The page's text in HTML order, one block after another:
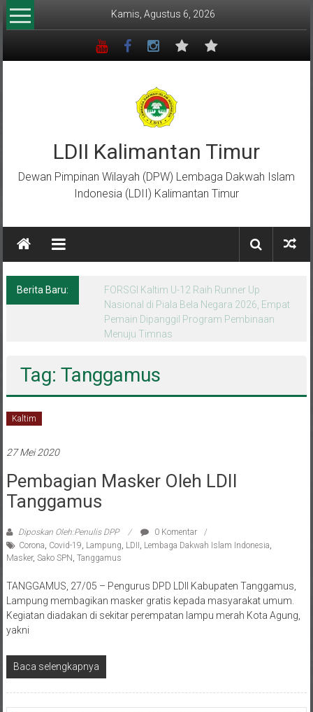
Lompat
ke
Kamis, Agustus 6, 2026
LDII Kalimantan Timur
Dewan Pimpinan Wilayah (DPW) Lembaga Dakwah Islam
Indonesia (LDII) Kalimantan Timur
Berita Baru:
Menempa Generasi Muda Berkarakter Luhur
di Bumi Perkemahan Makroman Indah
melalui CAI ke-47
Tanggamus
Corona,Covid-19,Lampung LDII ,Lembaga Dakwah Islam Indonesia
Masker,Sako SPN, Tanggamus
Lampung membagikan masker gratis kepada masyarakat umum.
Kegiatan diadakan di sekitar perempatan lampu merah Kota Agung,
yakni